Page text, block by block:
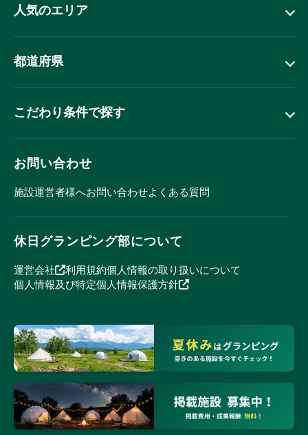
人気のエリア
都道府県
こだわり条件で探す
お問い合わせ
施設運営者様へお問い合わせよくある質問
休日グランピング部について
運営会社 利用規約個人情報の取り扱いについて
個人情報及び特定個人情報保護方針